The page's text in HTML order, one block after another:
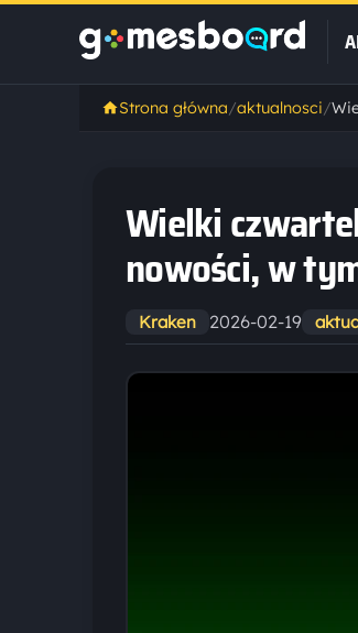
Strona główna/aktualnosci/
Wielki
nowości, w
Kraken 2026-02-19